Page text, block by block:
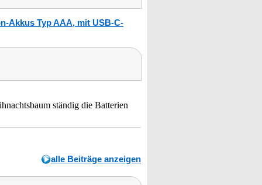
Akkus Typ AAA, mit USB-C-
ständig die Batterien
alle Beiträge anzeigen